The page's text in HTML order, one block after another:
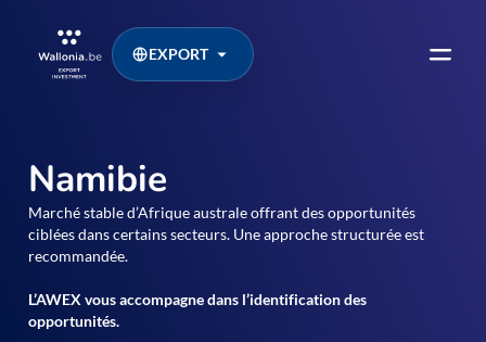
EXPORT
Namibie
Marché stable d’Afrique australe offrant des opportunités
ciblées dans certains secteurs. Une approche structurée est
recommandée.
L’AWEX vous accompagne dans l’identification des
opportunités.